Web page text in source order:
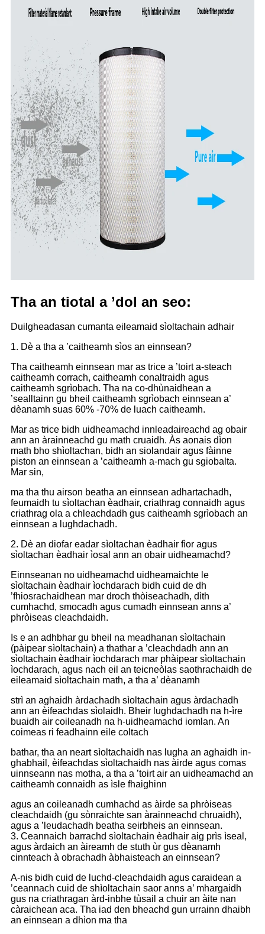
Tha an tiotal a ’dol an seo:
Duilgheadasan cumanta eileamaid sìoltachain adhair
1. Dè a tha a ’caitheamh sìos an einnsean?
Tha caitheamh einnsean mar as trice a ’toirt a-steach
caitheamh corrach, caitheamh conaltraidh agus
caitheamh sgrìobach. Tha na co-dhùnaidhean a
’sealltainn gu bheil caitheamh sgrìobach einnsean a’
dèanamh suas 60% -70% de luach caitheamh.
Mar as trice bidh uidheamachd innleadaireachd ag obair
ann an àrainneachd gu math cruaidh. Às aonais dìon
math bho shìoltachan, bidh an siolandair agus fàinne
piston an einnsean a ’caitheamh a-mach gu sgiobalta.
Mar sin,
ma tha thu airson beatha an einnsean adhartachadh,
feumaidh tu sìoltachan èadhair, criathrag connaidh agus
criathrag ola a chleachdadh gus caitheamh sgrìobach an
einnsean a lughdachadh.
2. Dè an diofar eadar sìoltachan èadhair fìor agus
sìoltachan èadhair ìosal ann an obair uidheamachd?
Einnseanan no uidheamachd uidheamaichte le
sìoltachain èadhair ìochdarach bidh cuid de dh
’fhiosrachaidhean mar droch thòiseachadh, dìth
cumhachd, smocadh agus cumadh einnsean anns a’
phròiseas cleachdaidh.
Is e an adhbhar gu bheil na meadhanan sìoltachain
(pàipear sìoltachain) a thathar a ’cleachdadh ann an
sìoltachain èadhair ìochdarach mar phàipear sìoltachain
ìochdarach, agus nach eil an teicneòlas saothrachaidh de
eileamaid sìoltachain math, a tha a’ dèanamh
strì an aghaidh àrdachadh sìoltachain agus àrdachadh
ann an èifeachdas sìolaidh. Bheir lughdachadh na h-ìre
buaidh air coileanadh na h-uidheamachd iomlan. An
coimeas ri feadhainn eile coltach
bathar, tha an neart sìoltachaidh nas lugha an aghaidh in-
ghabhail, èifeachdas sìoltachaidh nas àirde agus comas
uinnseann nas motha, a tha a ’toirt air an uidheamachd an
caitheamh connaidh as ìsle fhaighinn
agus an coileanadh cumhachd as àirde sa phròiseas
cleachdaidh (gu sònraichte san àrainneachd chruaidh),
agus a ’leudachadh beatha seirbheis an einnsean.
3. Ceannaich barrachd sìoltachain èadhair aig prìs ìseal,
agus àrdaich an àireamh de stuth ùr gus dèanamh
cinnteach à obrachadh àbhaisteach an einnsean?
A-nis bidh cuid de luchd-cleachdaidh agus caraidean a
’ceannach cuid de shìoltachain saor anns a’ mhargaidh
gus na criathragan àrd-inbhe tùsail a chuir an àite nan
càraichean aca. Tha iad den bheachd gun urrainn dhaibh
an einnsean a dhìon ma tha